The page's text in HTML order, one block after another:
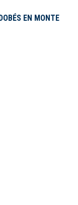
EN MONTE